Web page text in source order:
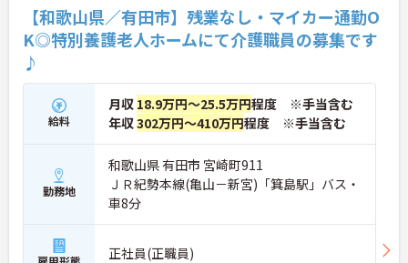
【和歌山県／有田市】残業なし・マイカー通勤O
K◎特別養護老人ホームにて介護職員の募集です
♪
給料
月収 18.9万円～25.5万円程度 ※手当含む
年収302万円～410万円程度 ※手当含む
勤務地
和歌山県 有田市 宮崎町911
ＪＲ紀勢本線(亀山－新宮)「箕島駅」バス・
車8分
正社員(正職員)